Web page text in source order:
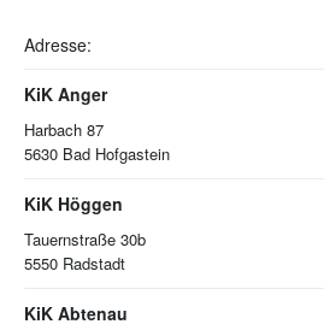
Adresse:
KiK Anger
Harbach 87
5630 Bad Hofgastein
KiK Höggen
Tauernstraße 30b
5550 Radstadt
KiK Abtenau